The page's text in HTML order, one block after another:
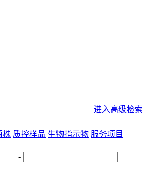
进入高级检索
株 质控样品 生物指示物 服务项目
-